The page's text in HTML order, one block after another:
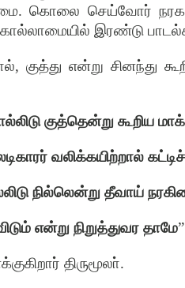
.கொலை செய்வோர்
இரண்டு
,குத்து என்று சினந்து
குத்தென்று கூறிய
வலிக்கயிற்றால் கட்டிச்
நில்லென்று தீவாய்
என்று நிறுத்துவர தாமே”
திருமூலா்.